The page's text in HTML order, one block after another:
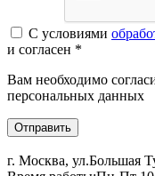
С условиями
и согласен *
Вам необходимо
персональных данных
Отправить
г. Москва, ул.Большая